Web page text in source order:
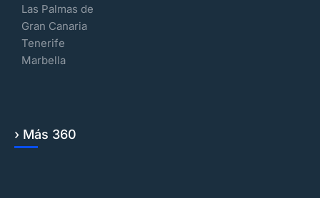
Las Palmas de
Gran Canaria
Tenerife
Marbella
› Más 360